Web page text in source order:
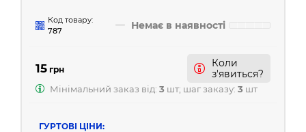
Код товару:
787
Немає в наявності
15 грн
Коли
з'явиться?
Мінімальний заказ від: 3 шт; шаг заказу: 3 шт
ГУРТОВІ ЦІНИ: